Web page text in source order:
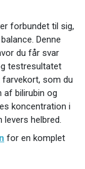
forbundet til sig,
Denne
du får svar
testresultatet
som du
af ​​bilirubin og
koncentration i
helbred.
for en komplet